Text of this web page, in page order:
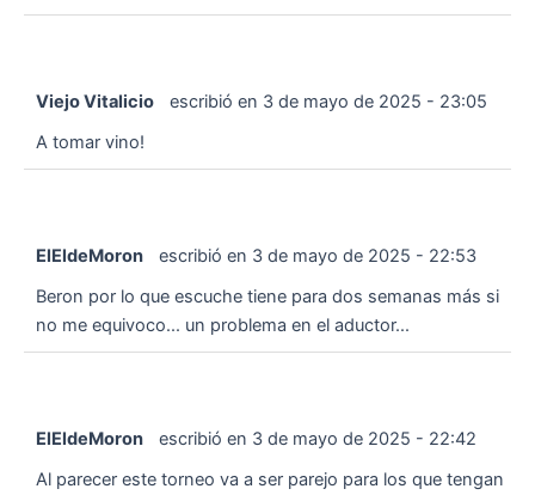
Viejo Vitalicio escribió en 3 de mayo de 2025 - 23:05
A tomar vino!
ElEldeMoron escribió en 3 de mayo de 2025 - 22:53
Beron por lo que escuche tiene para dos semanas más si
no me equivoco... un problema en el aductor...
ElEldeMoron escribió en 3 de mayo de 2025 - 22:42
Al parecer este torneo va a ser parejo para los que tengan